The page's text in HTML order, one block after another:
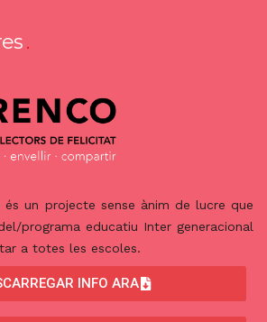
és un projecte sense ànim de lucre que
programa educatiu Inter generacional
a totes les escoles.
INFO ARA